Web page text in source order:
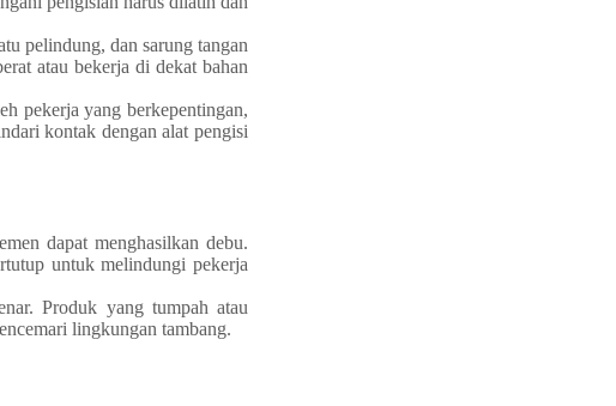
pelindung, dan sarung tangan
atau bekerja di dekat bahan
pekerja yang berkepentingan,
kontak dengan alat pengisi
dapat menghasilkan debu.
untuk melindungi pekerja
Produk yang tumpah atau
lingkungan tambang.